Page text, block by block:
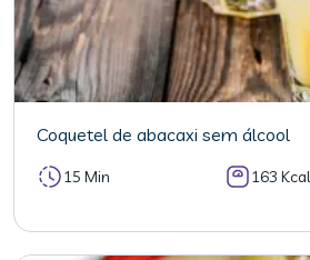
Coquetel de abacaxi sem álcool
15 Min 163 Kcal